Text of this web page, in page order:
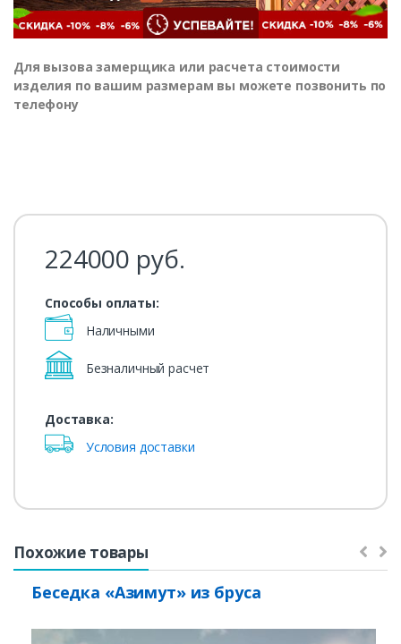
Для вызова замерщика или расчета стоимости
изделия по вашим размерам вы можете позвонить по
телефону
224000 руб.
Способы оплаты:
Наличными
Безналичный расчет
Доставка:
Условия доставки
Похожие товары
Беседка «Азимут» из бруса